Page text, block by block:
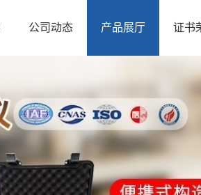
公司动态 产品展厅 证书